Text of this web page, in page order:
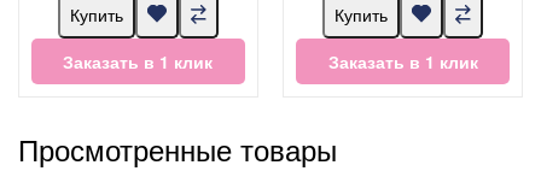
Купить
Заказать в 1 клик
Купить
Заказать в 1 клик
Просмотренные товары